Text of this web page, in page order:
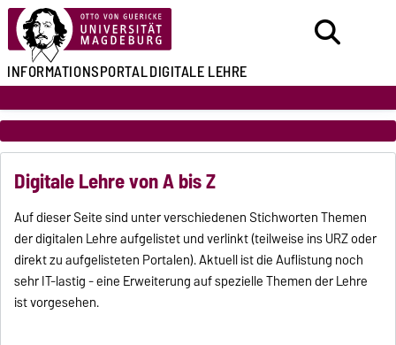
INFORMATIONSPORTALDIGITALE LEHRE
Digitale Lehre von A bis Z
Auf dieser Seite sind unter verschiedenen Stichworten Themen
der digitalen Lehre aufgelistet und verlinkt (teilweise ins URZ oder
direkt zu aufgelisteten Portalen). Aktuell ist die Auflistung noch
sehr IT-lastig - eine Erweiterung auf spezielle Themen der Lehre
ist vorgesehen.